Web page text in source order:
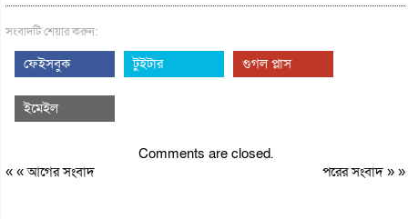
সংবাদটি শেয়ার করুন:
ফেইসবুক টুইটার গুগল প্লাস
ইমেইল
Comments are closed.
« «আগের সংবাদ পরের সংবাদ» »